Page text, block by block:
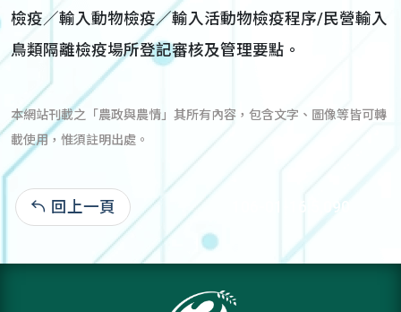
檢疫／輸入動物檢疫／輸入活動物檢疫程序/民營輸入
鳥類隔離檢疫場所登記審核及管理要點。
本網站刊載之「農政與農情」其所有內容，包含文字、圖像等皆可轉
載使用，惟須註明出處。
回上一頁 106-01-16:5,090